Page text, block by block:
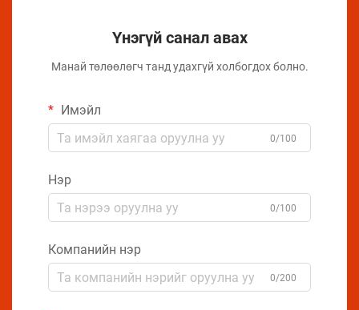
Үнэгүй санал авах
Манай төлөөлөгч танд удахгүй холбогдох болно.
Имэйл
0/100
Нэр
0/100
Компанийн нэр
0/200